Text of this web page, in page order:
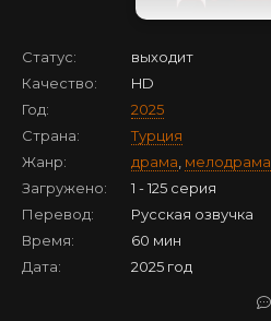
Статус:
выходит
Качество:
HD
Год:
2025
Страна:
Турция
Жанр:
драма мелодрама
Загружено:
1 - 125 серия
Перевод:
Русская озвучка
Время:
60 мин
Дата:
2025 год